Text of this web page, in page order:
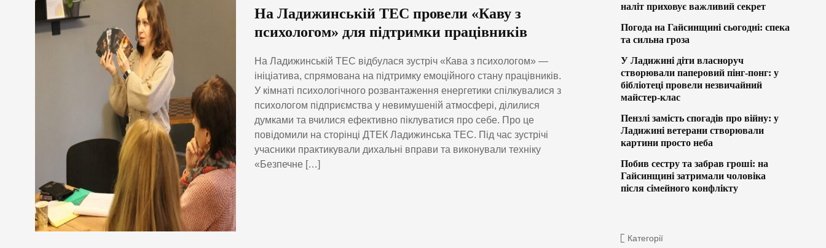
На Ладижинській ТЕС провели «Каву з
психологом» для підтримки працівників
На Ладижинській ТЕС відбулася зустріч «Кава з психологом» —
ініціатива, спрямована на підтримку емоційного стану працівників.
У кімнаті психологічного розвантаження енергетики спілкувалися з
психологом підприємства у невимушеній атмосфері, ділилися
думками та вчилися ефективно піклуватися про себе. Про це
повідомили на сторінці ДТЕК Ладижинська ТЕС. Під час зустрічі
учасники практикували дихальні вправи та виконували техніку
«Безпечне […]
наліт приховує важливий секрет
Погода на Гайсинщині сьогодні: спека
та сильна гроза
У Ладижині діти власноруч
створювали паперовий пінг-понг: у
бібліотеці провели незвичайний
майстер-клас
Пензлі замість спогадів про війну: у
Ладижині ветерани створювали
картини просто неба
Побив сестру та забрав гроші: на
Гайсинщині затримали чоловіка
після сімейного конфлікту
Категорії